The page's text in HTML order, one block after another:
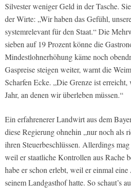
Silvester weniger Geld in der Tasche.
der Wirte: „Wir haben das Gefühl,
systemrelevant für den Staat.“ Die
sieben auf 19 Prozent könne die
Mindestlohnerhöhung käme noch
Gaspreise steigen weiter, warnt die
Scharfen Ecke. „Die Grenze ist
Jahr, an denen wir überleben müssen.“
Ein erfahrenerer Landwirt aus dem
diese Regierung ohnehin „nur noch als
ihren Steuerbeschlüssen. Allerdings
weil er staatliche Kontrollen aus Rache
habe er schon erlebt, weil er einmal
seinem Landgasthof hatte. So schaut’s